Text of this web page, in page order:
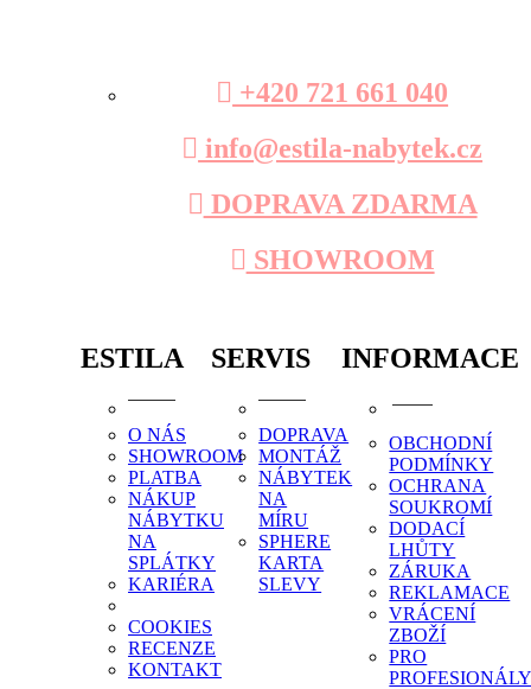
+420 721 661 040
info@estila-nabytek.cz
DOPRAVA ZDARMA
SHOWROOM
ESTILA
O NÁS
SHOWROOM
PLATBA
NÁKUP
NÁBYTKU
NA
SPLÁTKY
KARIÉRA
COOKIES
RECENZE
KONTAKT
SERVIS
DOPRAVA
MONTÁŽ
NÁBYTEK
NA
MÍRU
SPHERE
KARTA
SLEVY
INFORMACE
OBCHODNÍ
PODMÍNKY
OCHRANA
SOUKROMÍ
DODACÍ
LHŮTY
ZÁRUKA
REKLAMACE
VRÁCENÍ
ZBOŽÍ
PRO